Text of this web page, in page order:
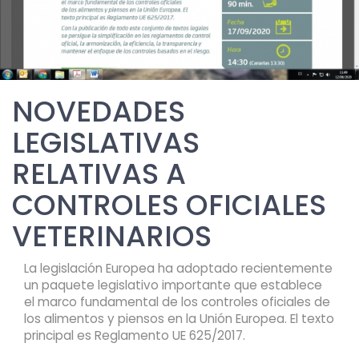
NOVEDADES
LEGISLATIVAS
RELATIVAS A
CONTROLES OFICIALES
VETERINARIOS
La legislación Europea ha adoptado recientemente
un paquete legislativo importante que establece
el marco fundamental de los controles oficiales de
los alimentos y piensos en la Unión Europea. El texto
principal es Reglamento UE 625/2017.